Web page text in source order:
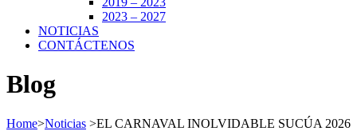
2023 – 2027
NOTICIAS
CONTÁCTENOS
Blog
Home>Noticias >EL CARNAVAL INOLVIDABLE SUCÚA 2026